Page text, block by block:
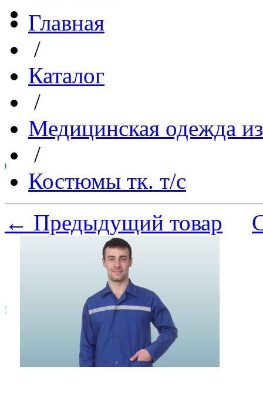
Главная
/
Каталог
/
Медицинская одежда
/
Костюмы тк. т/с
← Предыдущий товар